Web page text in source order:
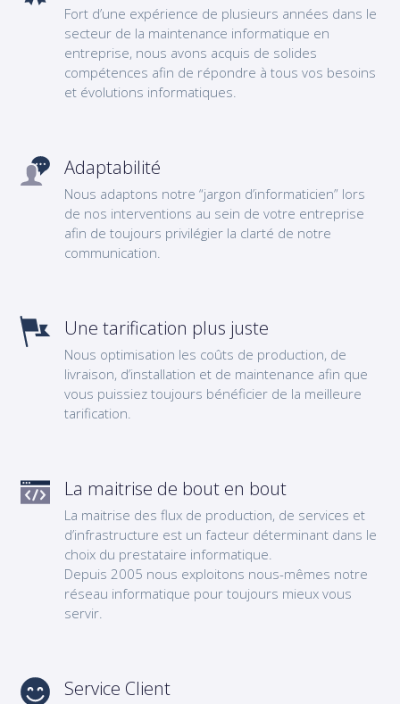
Fort d’une expérience de plusieurs années dans le
secteur de la maintenance informatique en
entreprise, nous avons acquis de solides
compétences afin de répondre à tous vos besoins
et évolutions informatiques.
Adaptabilité
Nous adaptons notre “jargon d’informaticien” lors
de nos interventions au sein de votre entreprise
afin de toujours privilégier la clarté de notre
communication.
Une tarification plus juste
Nous optimisation les coûts de production, de
livraison, d’installation et de maintenance afin que
vous puissiez toujours bénéficier de la meilleure
tarification.
La maitrise de bout en bout
La maitrise des flux de production, de services et
d’infrastructure est un facteur déterminant dans le
choix du prestataire informatique.
Depuis 2005 nous exploitons nous-mêmes notre
réseau informatique pour toujours mieux vous
servir.
Service Client